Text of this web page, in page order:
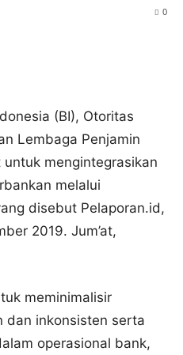
0
(BI), Otoritas
Lembaga Penjamin
untuk mengintegrasikan
melalui
disebut Pelaporan.id,
2019. Jum’at,
meminimalisir
dan inkonsisten serta
operasional bank,